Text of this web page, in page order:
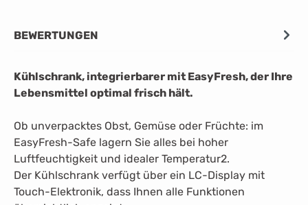
BEWERTUNGEN
Kühlschrank, integrierbarer mit EasyFresh, der Ihre
Lebensmittel optimal frisch hält.
Ob unverpacktes Obst, Gemüse oder Früchte: im
EasyFresh-Safe lagern Sie alles bei hoher
Luftfeuchtigkeit und idealer Temperatur2.
Der Kühlschrank verfügt über ein LC-Display mit
Touch-Elektronik, dass Ihnen alle Funktionen